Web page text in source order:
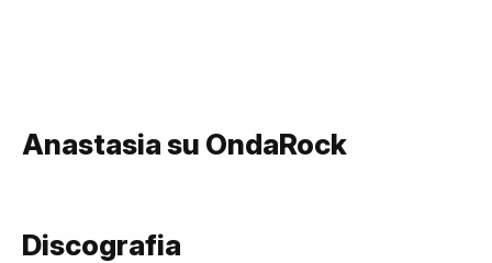
Anastasia su OndaRock
Discografia